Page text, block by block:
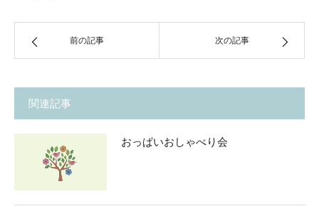
前の記事 次の記事
関連記事
おっぱいおしゃべり会